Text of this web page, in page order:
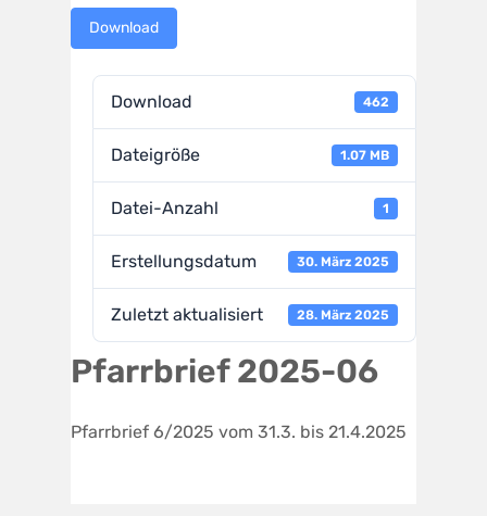
Download
Download 462
Dateigröße 1.07 MB
Datei-Anzahl 1
Erstellungsdatum 30. März 2025
Zuletzt aktualisiert 28. März 2025
Pfarrbrief 2025-06
Pfarrbrief 6/2025 vom 31.3. bis 21.4.2025